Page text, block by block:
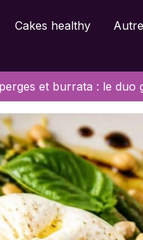
Cakes healthy
et burrata : le duo